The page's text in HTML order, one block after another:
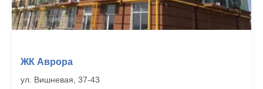
ЖК Аврора
ул. Вишневая, 37-43